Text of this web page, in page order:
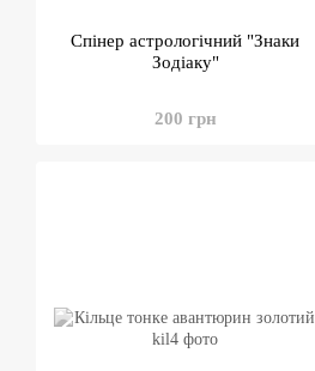
Спінер астрологічний "Знаки
Зодіаку"
200 грн